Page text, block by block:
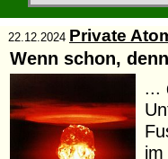
22.12.2024 Private
Wenn schon,
...